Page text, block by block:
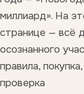
миллиард». На
странице — всё
осознанного
правила, покупка,
проверка